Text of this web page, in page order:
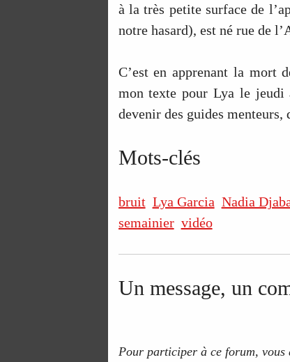
à la très petite surface de
notre hasard), est né rue de
C’est en apprenant la mort
mon texte pour Lya le jeudi
devenir des guides menteurs,
Mots-clés
bruit Lya Garcia Nadia
semainier vidéo
Un message, un
Pour participer à ce forum, vous